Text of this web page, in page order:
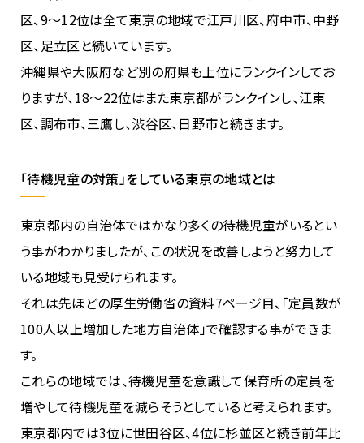
区、9〜12位は全て東京の地域で江戸川区、府中市、中野
区、足立区と続いています。
沖縄県や大阪府など別の府県も上位にランクインしてお
りますが、18〜22位はまた東京都がランクインし、江東
区、調布市、三鷹し、渋谷区、日野市と続きます。
「待機児童の対策」をしている東京の地域とは
東京都内の自治体ではかなり多くの待機児童がいるとい
う事がわかりましたが、この状況を改善しようと努力して
いる地域も見受けられます。
それは先ほどの厚生労働省の資料7ページ目、「定員数が
100人以上増加した地方自治体」で確認する事ができま
す。
これらの地域では、待機児童を意識して保育所の定員を
増やして待機児童を減らそうとしていると考えられます。
東京都内では3位に世田谷区、4位に杉並区と続き前年比